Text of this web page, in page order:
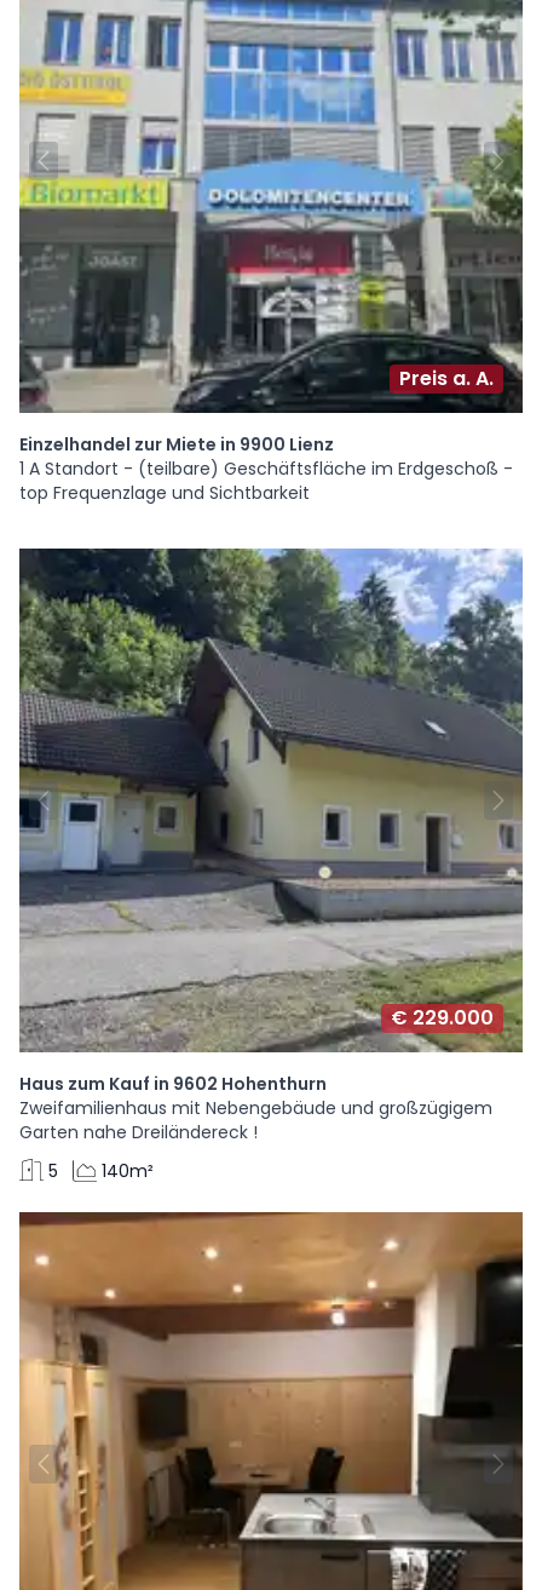
Preis a. A.
Einzelhandel zur Miete in 9900 Lienz
1 A Standort - (teilbare) Geschäftsfläche im Erdgeschoß -
top Frequenzlage und Sichtbarkeit
€ 229.000
Haus zum Kauf in 9602 Hohenthurn
Zweifamilienhaus mit Nebengebäude und großzügigem
Garten nahe Dreiländereck !
5
140m²